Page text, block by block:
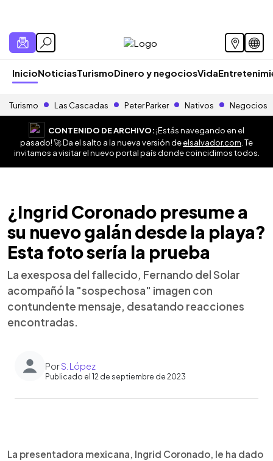
InicioNoticiasTurismoDinero y negociosVida
Turismo Las Cascadas Peter Parker Nativos Negocios
CONTENIDO DE ARCHIVO:¡Estás navegando en el
pasado! 🚀 Da el salto a la nueva versión deelsalvador.com . Te
invitamos a visitar el nuevo portal país donde coincidimos todos.
¿Ingrid Coronado presume a
su nuevo galán desde la playa?
Esta foto sería la prueba
La exesposa del fallecido, Fernando del Solar
acompañó la "sospechosa" imagen con
contundente mensaje, desatando reacciones
encontradas.
PorS. López
Publicado el 12 de septiembre de 2023
Escuchar artículo
La presentadora mexicana, Ingrid Coronado, le ha dado